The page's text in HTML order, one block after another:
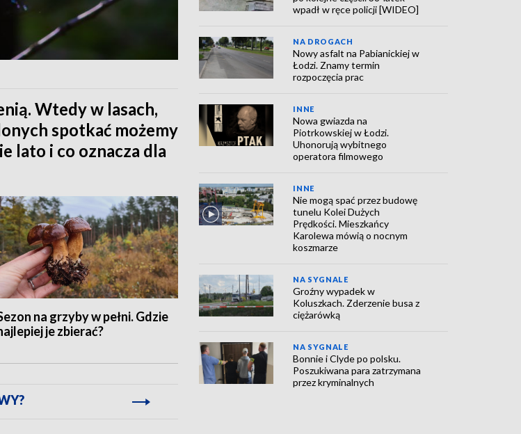
Wtedy w lasach,
spotkać możemy
lato i co oznacza dla
na grzyby w pełni. Gdzie
je zbierać?
wpadł w ręce policji [WIDEO]
NA DROGACH
Nowy asfalt na Pabianickiej w
Łodzi. Znamy termin
rozpoczęcia prac
INNE
Nowa gwiazda na
Piotrkowskiej w Łodzi.
Uhonorują wybitnego
operatora filmowego
INNE
Nie mogą spać przez budowę
tunelu Kolei Dużych
Prędkości. Mieszkańcy
Karolewa mówią o nocnym
koszmarze
NA SYGNALE
Groźny wypadek w
Koluszkach. Zderzenie busa z
ciężarówką
NA SYGNALE
Bonnie i Clyde po polsku.
Poszukiwana para zatrzymana
przez kryminalnych